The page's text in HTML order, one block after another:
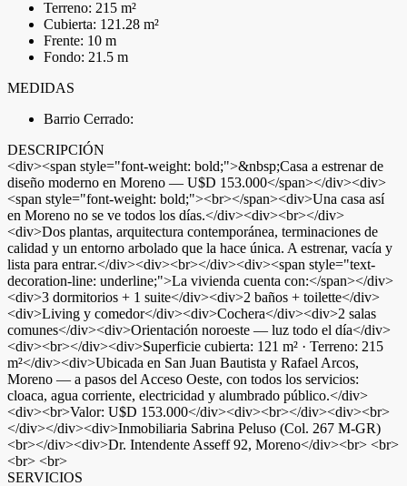
Terreno: 215 m²
Cubierta: 121.28 m²
Frente: 10 m
Fondo: 21.5 m
MEDIDAS
Barrio Cerrado:
DESCRIPCIÓN
<div><span style="font-weight: bold;">&nbsp;Casa a estrenar de
diseño moderno en Moreno — U$D 153.000</span></div><div>
<span style="font-weight: bold;"><br></span><div>Una casa así
en Moreno no se ve todos los días.</div><div><br></div>
<div>Dos plantas, arquitectura contemporánea, terminaciones de
calidad y un entorno arbolado que la hace única. A estrenar, vacía y
lista para entrar.</div><div><br></div><div><span style="text-
decoration-line: underline;">La vivienda cuenta con:</span></div>
<div>3 dormitorios + 1 suite</div><div>2 baños + toilette</div>
<div>Living y comedor</div><div>Cochera</div><div>2 salas
comunes</div><div>Orientación noroeste — luz todo el día</div>
<div><br></div><div>Superficie cubierta: 121 m² · Terreno: 215
m²</div><div>Ubicada en San Juan Bautista y Rafael Arcos,
Moreno — a pasos del Acceso Oeste, con todos los servicios:
cloaca, agua corriente, electricidad y alumbrado público.</div>
<div><br>Valor: U$D 153.000</div><div><br></div><div><br>
</div></div><div>Inmobiliaria Sabrina Peluso (Col. 267 M-GR)
<br></div><div>Dr. Intendente Asseff 92, Moreno</div><br> <br>
<br> <br>
SERVICIOS